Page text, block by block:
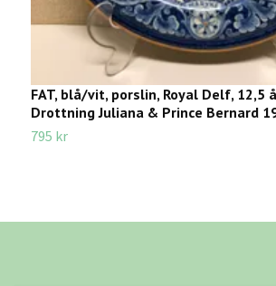
FAT, blå/vit, porslin, Royal Delf, 12,5
Drottning Juliana & Prince Bernard
795 kr